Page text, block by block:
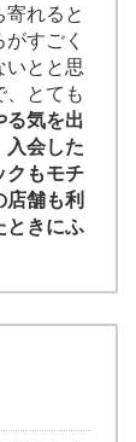
れると
すごく
いとと思
とても
る気を出
入会した
クもモチ
舗も利
ときにふ